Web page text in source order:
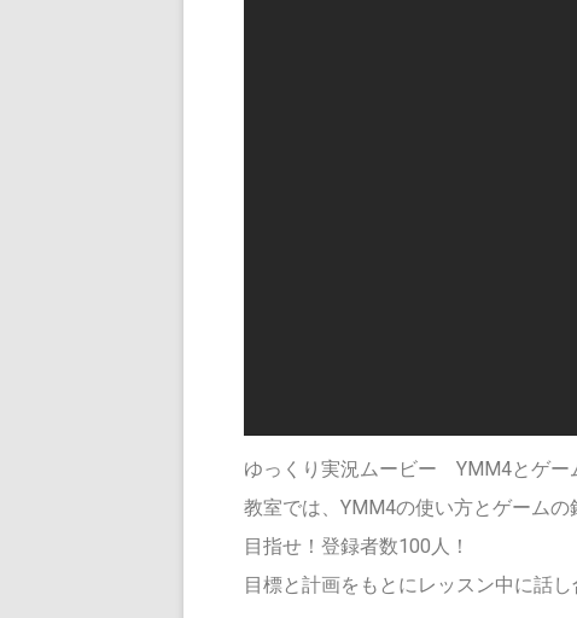
ゆっくり実況ムービー YMM4とゲー
教室では、YMM4の使い方とゲーム
目指せ！登録者数100人！
目標と計画をもとにレッスン中に話し